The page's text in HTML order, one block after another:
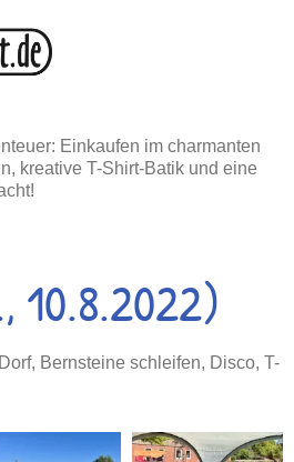
Einkaufen im charmanten
kreative T-Shirt-Batik und eine
10.8.2022)
Bernsteine schleifen, Disco, T-